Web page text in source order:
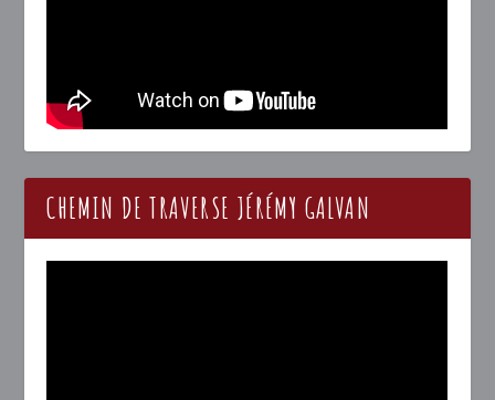
CHEMIN DE TRAVERSE JÉRÉMY GALVAN